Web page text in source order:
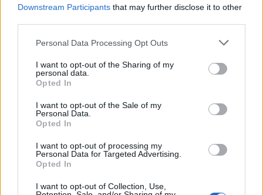
Downstream Participants that may further disclose it to other
Personal Data Processing Opt Outs
I want to opt-out of the Sharing of my
personal data.
Opted In
I want to opt-out of the Sale of my
Personal Data.
Opted In
I want to opt-out of processing my
Personal Data for Targeted Advertising.
Opted In
I want to opt-out of Collection, Use,
Форштадте временно отключат
установило еще один кран с
питьевой водой
В некоторых домах на Гриве